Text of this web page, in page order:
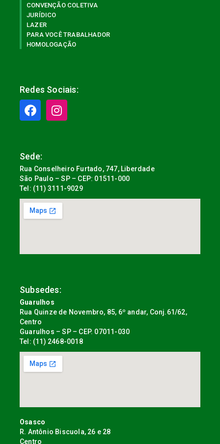
CONVENÇÃO COLETIVA
JURÍDICO
LAZER
PARA VOCÊ TRABALHADOR
HOMOLOGAÇÃO
Redes Sociais:
Sede:
Rua Conselheiro Furtado, 747, Liberdade
São Paulo – SP – CEP: 01511-000
Tel: (11) 3111-9029
Subsedes:
Guarulhos
Rua Quinze de Novembro, 85, 6º andar, Conj.61/62,
Centro
Guarulhos – SP – CEP. 07011-030
Tel: (11) 2468-0018
Osasco
R. Antônio Biscuola, 26 e 28
Centro